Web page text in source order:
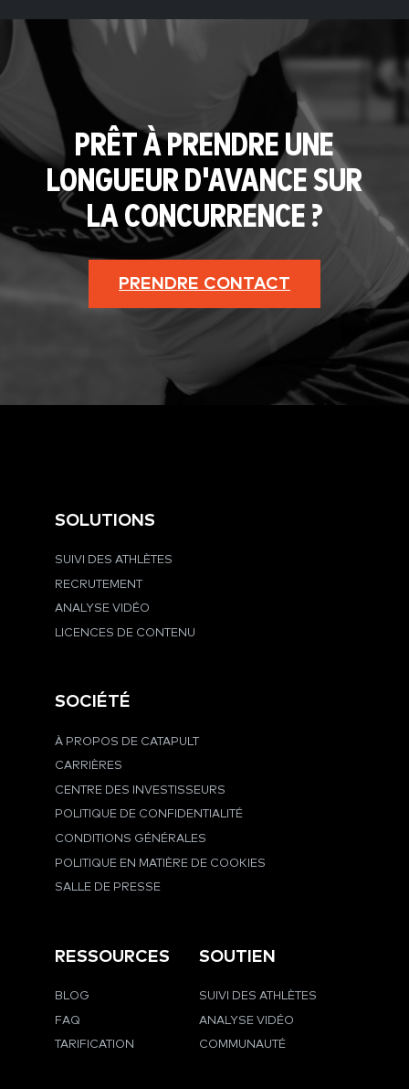
PRÊT À PRENDRE UNE
LONGUEUR D'AVANCE SUR
LA CONCURRENCE ?
PRENDRE CONTACT
SOLUTIONS
SUIVI DES ATHLÈTES
RECRUTEMENT
ANALYSE VIDÉO
LICENCES DE CONTENU
SOCIÉTÉ
À PROPOS DE CATAPULT
CARRIÈRES
CENTRE DES INVESTISSEURS
POLITIQUE DE CONFIDENTIALITÉ
CONDITIONS GÉNÉRALES
POLITIQUE EN MATIÈRE DE COOKIES
SALLE DE PRESSE
RESSOURCES
BLOG
FAQ
TARIFICATION
SOUTIEN
SUIVI DES ATHLÈTES
ANALYSE VIDÉO
COMMUNAUTÉ